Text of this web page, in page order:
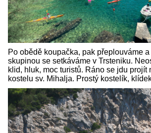
Po obědě koupačka, pak přeplouváme
skupinou se setkáváme v Trsteniku.
klid, hluk, moc turistů. Ráno se jdu projít
kostelu sv. Mihalja. Prostý kostelík,